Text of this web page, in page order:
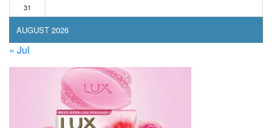
AUGUST 2026
31
« Jul